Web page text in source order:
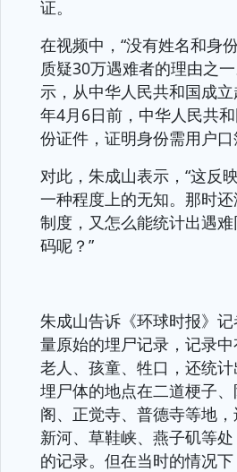
证。
在视频中，“没有姓名和身
质疑30万遇难者的理由之
示，从中华人民共和国成
年4月6日前，中华人民共
份证件，证明身份需用户口
对此，朱成山表示，“这反
一种程度上的无知。那时
制度，又怎么能统计出遇
码呢？”
朱成山告诉《环球时报》
量原始的埋尸记录，记录中
老人、孩童、牲口，还统
埋尸体的地点在二道梗子
阁、正觉寺、普德寺等地
新河、草鞋峡、燕子矶等
的记录。但在当时的情况